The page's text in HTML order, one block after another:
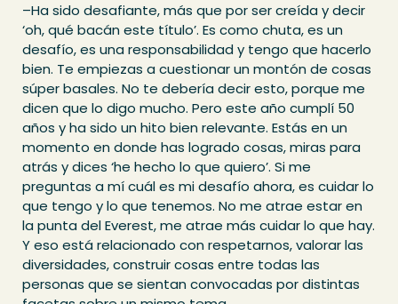
–Ha sido desafiante, más que por ser creída y decir
‘oh, qué bacán este título’. Es como chuta, es un
desafío, es una responsabilidad y tengo que hacerlo
bien. Te empiezas a cuestionar un montón de cosas
súper basales. No te debería decir esto, porque me
dicen que lo digo mucho. Pero este año cumplí 50
años y ha sido un hito bien relevante. Estás en un
momento en donde has logrado cosas, miras para
atrás y dices ‘he hecho lo que quiero’. Si me
preguntas a mí cuál es mi desafío ahora, es cuidar lo
que tengo y lo que tenemos. No me atrae estar en
la punta del Everest, me atrae más cuidar lo que hay.
Y eso está relacionado con respetarnos, valorar las
diversidades, construir cosas entre todas las
personas que se sientan convocadas por distintas